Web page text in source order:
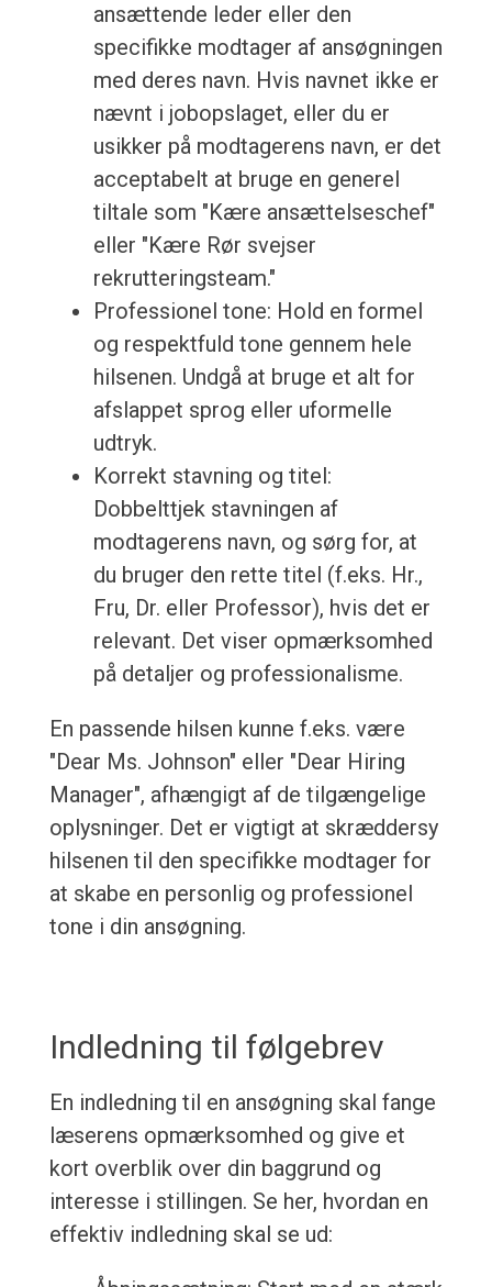
ansættende leder eller den
specifikke modtager af ansøgningen
med deres navn. Hvis navnet ikke er
nævnt i jobopslaget, eller du er
usikker på modtagerens navn, er det
acceptabelt at bruge en generel
tiltale som "Kære ansættelseschef"
eller "Kære Rør svejser
rekrutteringsteam."
Professionel tone: Hold en formel
og respektfuld tone gennem hele
hilsenen. Undgå at bruge et alt for
afslappet sprog eller uformelle
udtryk.
Korrekt stavning og titel:
Dobbelttjek stavningen af
modtagerens navn, og sørg for, at
du bruger den rette titel (f.eks. Hr.,
Fru, Dr. eller Professor), hvis det er
relevant. Det viser opmærksomhed
på detaljer og professionalisme.
En passende hilsen kunne f.eks. være
"Dear Ms. Johnson" eller "Dear Hiring
Manager", afhængigt af de tilgængelige
oplysninger. Det er vigtigt at skræddersy
hilsenen til den specifikke modtager for
at skabe en personlig og professionel
tone i din ansøgning.
Indledning til følgebrev
En indledning til en ansøgning skal fange
læserens opmærksomhed og give et
kort overblik over din baggrund og
interesse i stillingen. Se her, hvordan en
effektiv indledning skal se ud: